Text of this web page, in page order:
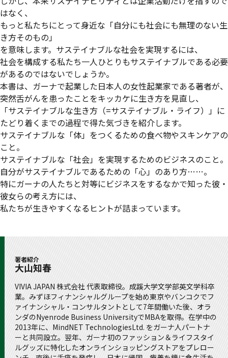
はなく、
もっと私たちにとって身近な「自分にも社会にも無理のない生
き方そのもの」
を意味します。サステイナブルな社会を実現するには、
社会を構成する私たち一人ひとりもサステイナブルである必要
があるのではないでしょうか。
本書は、ガーナで起業した日本人の女性起業家である著者が、
突然舌がんを患ったことをキッカケに生き方を見直し、
「サステイナブルな生き方（=サステイナブル・ライフ）」に
たどり着くまでの過程で得た気づきを紹介します。
サステイナブルな「体」をつくるための食べ物やスキンケアの
こと。
サステイナブルな「社会」を実現するためのビジネスのこと。
自分がサステイナブルであるための「心」のあり方……。
特にガーナの人たちと対等にビジネスをするなかで知った彼・
彼女らの考え方には、
私たちが生きやすくなるヒントが詰まっています。
著者紹介
大山知春
VIVIA JAPAN 株式会社 代表取締役。成蹊大学文学部英文学科卒
業。みずほフィナンシャルグループを始め東京やバンコクでフ
ァイナンシャル・コンサルタントとして7年間働いた後、オラ
ンダのNyenrode Business UniversityでMBAを取得。在学中の
2013年に、MindNET TechnologiesLtd. をガーナ人パートナ
ーと共同設立。翌年、ガーナ初のファッション＆ライフスタイ
ルグッズに特化したオンラインショッピングストアをプレロー